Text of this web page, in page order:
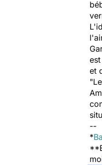
et
"
--
*